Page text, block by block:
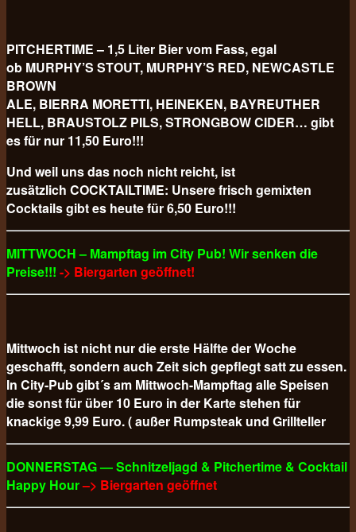
PITCHERTIME – 1,5 Liter Bier vom Fass, egal
ob MURPHY’S STOUT, MURPHY’S RED, NEWCASTLE
BROWN
ALE, BIERRA MORETTI, HEINEKEN, BAYREUTHER
HELL, BRAUSTOLZ PILS, STRONGBOW CIDER… gibt
es für nur 11,50 Euro!!!
Und weil uns das noch nicht reicht, ist
zusätzlich COCKTAILTIME: Unsere frisch gemixten
Cocktails gibt es heute für 6,50 Euro!!!
MITTWOCH – Mampftag im City Pub! Wir senken die
Preise!!! -> Biergarten geöffnet!
Mittwoch ist nicht nur die erste Hälfte der Woche
geschafft, sondern auch Zeit sich gepflegt satt zu essen.
In City-Pub gibt´s am Mittwoch-Mampftag alle Speisen
die sonst für über 10 Euro in der Karte stehen für
knackige 9,99 Euro. ( außer Rumpsteak und Grillteller
DONNERSTAG — Schnitzeljagd & Pitchertime & Cocktail
Happy Hour–> Biergarten geöffnet